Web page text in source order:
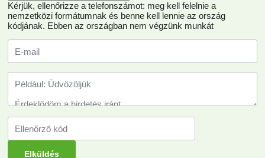
Kérjük, ellenőrizze a telefonszámot: meg kell felelnie a
nemzetközi formátumnak és benne kell lennie az ország
kódjának. Ebben az országban nem végzünk munkát